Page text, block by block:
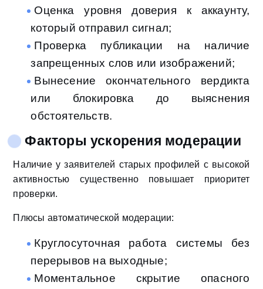
Оценка уровня доверия к аккаунту,
который отправил сигнал;
Проверка публикации на наличие
запрещенных слов или изображений;
Вынесение окончательного вердикта
или блокировка до выяснения
обстоятельств.
Факторы ускорения модерации
Наличие у заявителей старых профилей с высокой
активностью существенно повышает приоритет
проверки.
Плюсы автоматической модерации:
Круглосуточная работа системы без
перерывов на выходные;
Моментальное скрытие опасного